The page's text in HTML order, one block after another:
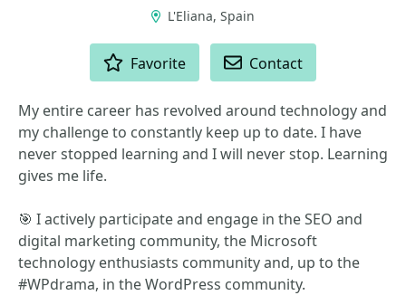
L'Eliana, Spain
Favorite Contact
My entire career has revolved around technology and
my challenge to constantly keep up to date. I have
never stopped learning and I will never stop. Learning
gives me life.
🎯 I actively participate and engage in the SEO and
digital marketing community, the Microsoft
technology enthusiasts community and, up to the
#WPdrama, in the WordPress community.